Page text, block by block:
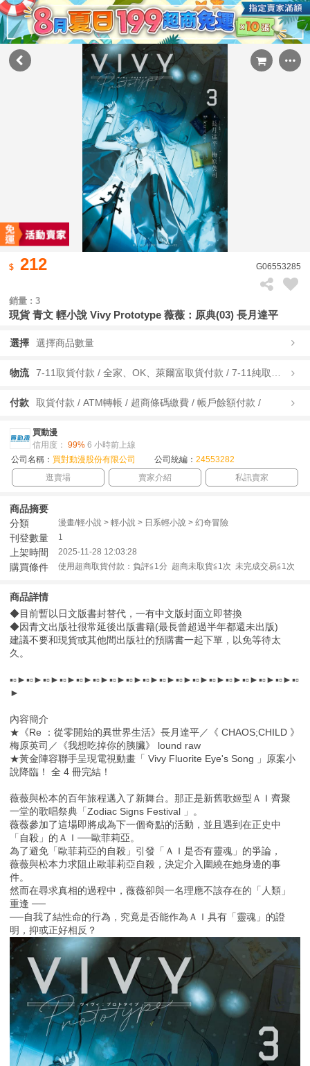
212 G06553285
銷量 : 3
現貨 青文 輕小說 Vivy Prototype 薇薇：原典(03) 長月達平
選擇 選擇商品數量
物流
付款 取貨付款 / ATM轉帳 / 超商條碼繳費 / 帳戶餘額付款 /
買動漫
信用度： 99% 6 小時前上線
公司名稱： 買對動漫股份有限公司 公司統編： 24553282
逛賣場
賣家介紹 私訊賣家
商品摘要
分類
漫畫/輕小說 > 輕小說 > 日系輕小說 > 幻奇冒險
刊登數量 1
上架時間 2025-11-28 12:03:28
購買條件 使用超商取貨付款：負評≦1分 超商未取貨≦1次 未完成交易≦1次
商品詳情
◆目前暫以日文版書封替代，一有中文版封面立即替換
◆因青文出版社很常延後出版書籍(最長曾超過半年都還未出版)
建議不要和現貨或其他間出版社的預購書一起下單，以免等待太
久。
▪▫►▪▫►▪▫►▪▫►▪▫►▪▫►▪▫►▪▫►▪▫►▪▫►▪▫►▪▫►▪▫►▪▫►▪▫►▪▫►▪▫►▪▫
►
內容簡介
★《Re ：從零開始的異世界生活》長月達平／《 CHAOS;CHILD 》
梅原英司／《我想吃掉你的胰臟》 lound raw
★黃金陣容聯手呈現電視動畫「 Vivy Fluorite Eye's Song 」原案小
說降臨！ 全 4 冊完結！
薇薇與松本的百年旅程邁入了新舞台。那正是新舊歌姬型ＡＩ齊聚
一堂的歌唱祭典「Zodiac Signs Festival 」。
薇薇參加了這場即將成為下一個奇點的活動，並且遇到在正史中
「自殺」的ＡＩ──歐菲莉亞。
為了避免「歐菲莉亞的自殺」引發「ＡＩ是否有靈魂」的爭論，
薇薇與松本力求阻止歐菲莉亞自殺，決定介入圍繞在她身邊的事
件。
然而在尋求真相的過程中，薇薇卻與一名理應不該存在的「人類」
重逢 ──
──自我了結性命的行為，究竟是否能作為ＡＩ具有「靈魂」的證
明，抑或正好相反？